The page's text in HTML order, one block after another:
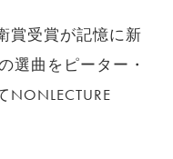
賞受賞が記憶に新
選曲をピーター・